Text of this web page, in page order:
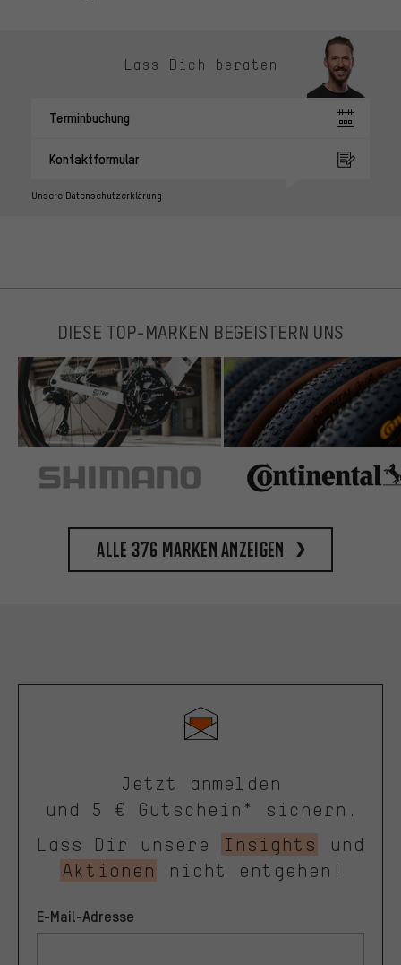
Lass Dich beraten
Terminbuchung
Kontaktformular
Unsere Datenschutzerklärung
DIESE TOP-MARKEN BEGEISTERN UNS
Alle 376 Marken anzeigen
Jetzt anmelden
und 5 € Gutschein* sichern.
Lass Dir unsere
Insights
und
Aktionen
nicht entgehen!
E-Mail-Adresse